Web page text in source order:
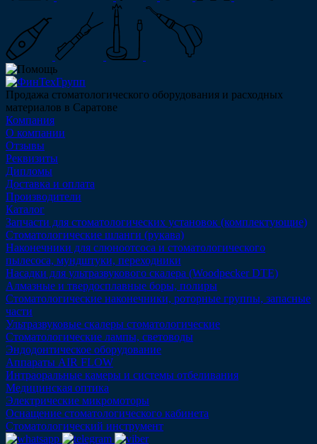
Продажа стоматологического оборудования и расходных
материалов в Саратове
Компания
О компании
Отзывы
Реквизиты
Дипломы
Доставка и оплата
Производители
Каталог
Запчасти для стоматологических установок (комплектующие)
Стоматологические шланги (рукава)
Наконечники для слюноотсоса и стоматологического
пылесоса, мундштуки, переходники
Насадки для ультразвукового скалера (Woodpecker DTE)
Алмазные и твердосплавные боры, полиры
Стоматологические наконечники, роторные группы, запасные
части
Ультразвуковые скалеры стоматологические
Стоматологические лампы, световоды
Эндодонтическое оборудование
Аппараты AIR FLOW
Интраоральные камеры и системы отбеливания
Медицинская оптика
Электрические микромоторы
Оснащение стоматологического кабинета
Стоматологический инструмент